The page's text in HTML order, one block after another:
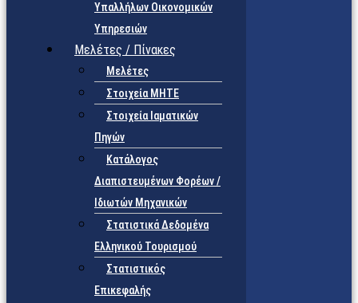
Υπαλλήλων Οικονομικών
Υπηρεσιών
Μελέτες / Πίνακες
Μελέτες
Στοιχεία ΜΗΤΕ
Στοιχεία Ιαματικών
Πηγών
Κατάλογος
Διαπιστευμένων Φορέων /
Ιδιωτών Μηχανικών
Στατιστικά Δεδομένα
Ελληνικού Τουρισμού
Στατιστικός
Επικεφαλής